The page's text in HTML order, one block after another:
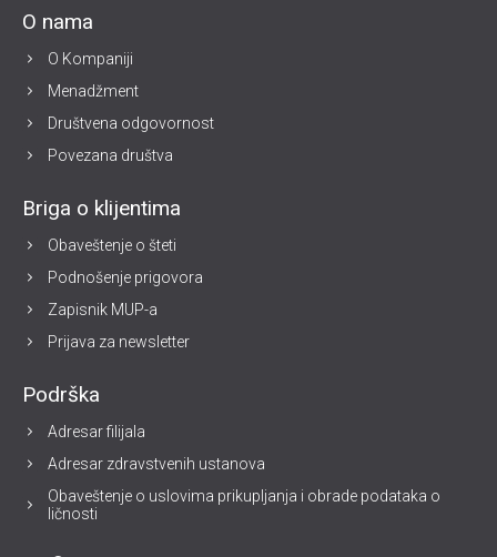
O nama
O Kompaniji
Menadžment
Društvena odgovornost
Povezana društva
Briga o klijentima
Obaveštenje o šteti
Podnošenje prigovora
Zapisnik MUP-a
Prijava za newsletter
Podrška
Adresar filijala
Adresar zdravstvenih ustanova
Obaveštenje o uslovima prikupljanja i obrade podataka o
ličnosti